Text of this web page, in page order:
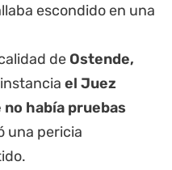
escondido en una
de Ostende,
el Juez
había pruebas
una pericia